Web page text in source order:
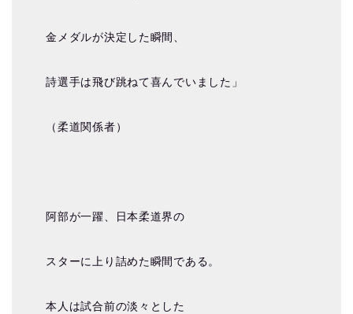
金メダルが決定した瞬間、
詩選手は飛び跳ねて喜んでいました」
（柔道関係者）
阿部が一躍、日本柔道界の
スターに上り詰めた瞬間である。
本人は試合前の淡々とした